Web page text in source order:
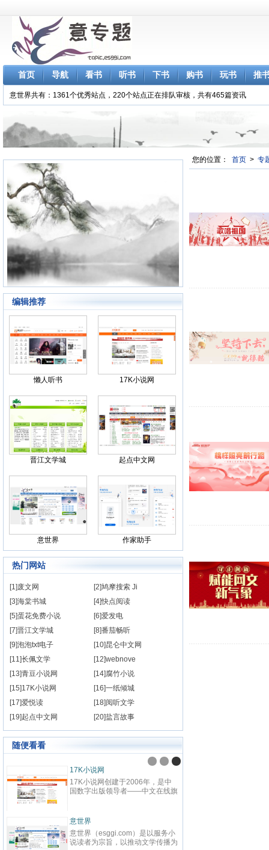
首页 导航 看书 听书 下书 购书 玩书 推
意世界共有：1361个优秀站点，220个站点正在排队审核，共有465篇资讯
编辑推荐
懒人听书 17K小说网
晋江文学城 起点中文网
意世界 作家助手
热门网站
[1]废文网
[2]鸠摩搜索 Ji
[3]海棠书城
[4]快点阅读
[5]蛋花免费小说
[6]爱发电
[7]晋江文学城
[8]番茄畅听
[9]泡泡txt电子
[10]昆仑中文网
[11]长佩文学
[12]webnove
[13]青豆小说网
[14]腐竹小说
[15]17K小说网
[16]一纸倾城
[17]爱悦读
[18]阅听文学
[19]起点中文网
[20]盐言故事
随便看看
17K小说网
17K小说网创建于2006年，是中
国数字出版领导者——中文在线旗
代码：300364）2000年成立于清
华大学，为中国数字出版的开创者
之一，也是全球最大的中文数字出
版机构之一，于2015年1月21日
意世界
意世界（esggi.com）是以服务小
说读者为宗旨，以推动文学传播为
您的位置： 首页 > 专